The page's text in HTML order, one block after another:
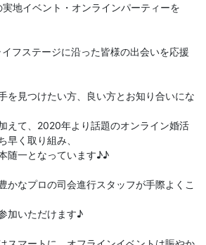
地イベント・オンラインパーティーを
フステージに沿った皆様の出会いを応援
を見つけたい方、良い方とお知り合いにな
えて、2020年より話題のオンライン婚活
早く取り組み、
随一となっています♪♪
かなプロの司会進行スタッフが手際よくこ
加いただけます♪